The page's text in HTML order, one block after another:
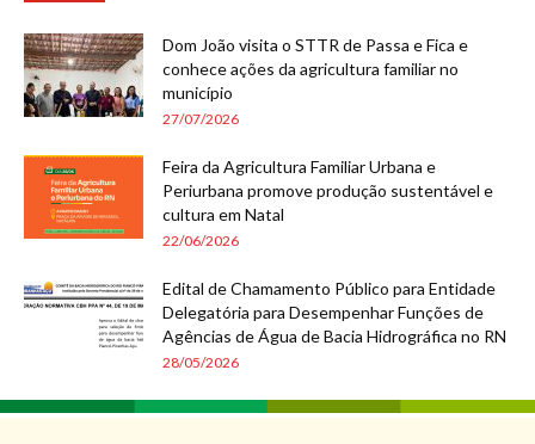
Dom João visita o STTR de Passa e Fica e
conhece ações da agricultura familiar no
município
27/07/2026
Feira da Agricultura Familiar Urbana e
Periurbana promove produção sustentável e
cultura em Natal
22/06/2026
Edital de Chamamento Público para Entidade
Delegatória para Desempenhar Funções de
Agências de Água de Bacia Hidrográfica no RN
28/05/2026